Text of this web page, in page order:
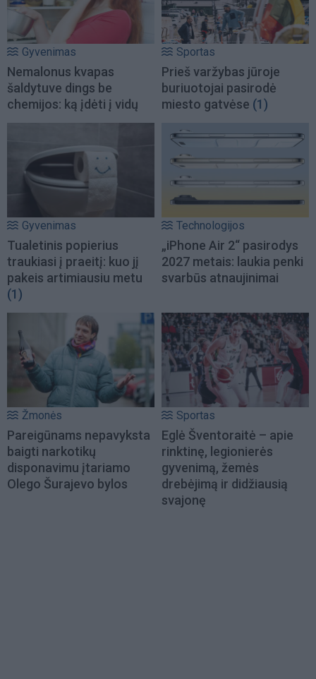
Gyvenimas
Nemalonus kvapas
šaldytuve dings be
chemijos: ką įdėti į vidų
Sportas
Prieš varžybas jūroje
buriuotojai pasirodė
miesto gatvėse (1)
Gyvenimas
Tualetinis popierius
traukiasi į praeitį: kuo jį
pakeis artimiausiu metu
(1)
Technologijos
„iPhone Air 2“ pasirodys
2027 metais: laukia penki
svarbūs atnaujinimai
Žmonės
Pareigūnams nepavyksta
baigti narkotikų
disponavimu įtariamo
Olego Šurajevo bylos
Sportas
Eglė Šventoraitė – apie
rinktinę, legionierės
gyvenimą, žemės
drebėjimą ir didžiausią
svajonę